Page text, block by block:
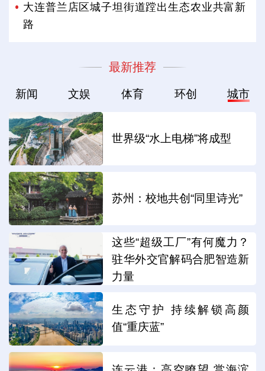
大连普兰店区城子坦街道蹚出生态农业共富新
路
最新推荐
新闻 文娱 体育 环创 城市
世界级“水上电梯”将成型
苏州：校地共创“同里诗光”
这些“超级工厂”有何魔力？
驻华外交官解码合肥智造新
力量
生态守护 持续解锁高颜
值“重庆蓝”